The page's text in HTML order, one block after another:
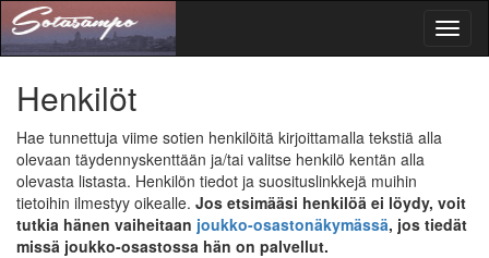
Henkilöt
Hae tunnettuja viime sotien henkilöitä kirjoittamalla tekstiä alla
olevaan täydennyskenttään ja/tai valitse henkilö kentän alla
olevasta listasta. Henkilön tiedot ja suosituslinkkejä muihin
tietoihin ilmestyy oikealle. Jos etsimääsi henkilöä ei löydy, voit
tutkia hänen vaiheitaan joukko-osastonäkymässä, jos tiedät
missä joukko-osastossa hän on palvellut.